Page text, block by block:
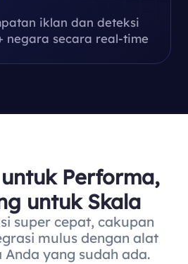
iklan dan deteksi
negara secara real-time
Performa,
untuk Skala
super cepat, cakupan
mulus dengan alat
yang sudah ada.